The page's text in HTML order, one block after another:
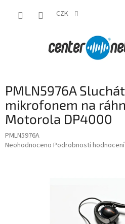
CZK
PMLN5976A
mikrofonem na
Motorola DP4000
PMLN5976A
Průměrné
Neohodnoceno Podrobnosti hodnocení